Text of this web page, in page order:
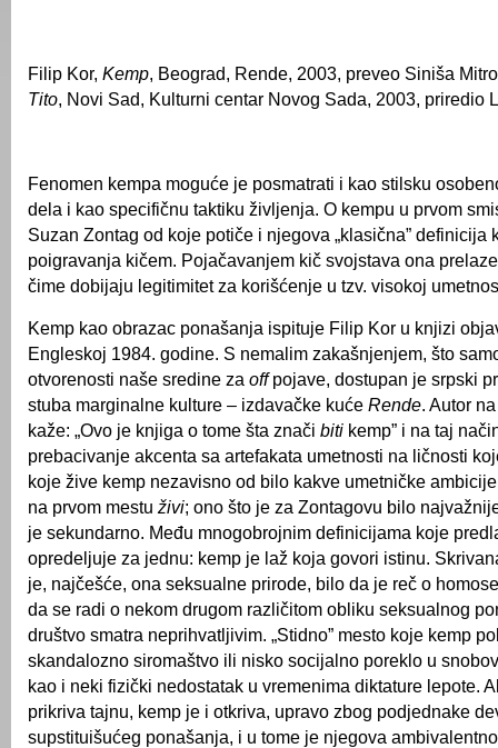
Filip Kor, Kemp, Beograd, Rende, 2003, preveo Siniša
Tito, Novi Sad, Kulturni centar Novog Sada, 2003, priredio
Fenomen kempa moguće je posmatrati i kao stilsku
dela i kao specifičnu taktiku življenja. O kempu u prvom
Suzan Zontag od koje potiče i njegova „klasična” definicija
poigravanja kičem. Pojačavanjem kič svojstava ona
čime dobijaju legitimitet za korišćenje u tzv. visokoj
Kemp kao obrazac ponašanja ispituje Filip Kor u knjizi
Engleskoj 1984. godine. S nemalim zakašnjenjem, što
otvorenosti naše sredine za offpojave, dostupan je srpski
stuba marginalne kulture – izdavačke kuće Rende. Autor
kaže: „Ovo je knjiga o tome šta znači biti kemp” i na taj
prebacivanje akcenta sa artefakata umetnosti na ličnosti
koje žive kemp nezavisno od bilo kakve umetničke
na prvom mestu živi; ono što je za Zontagovu bilo
je sekundarno. Među mnogobrojnim definicijama koje
opredeljuje za jednu: kemp je laž koja govori istinu.
je, najčešće, ona seksualne prirode, bilo da je reč o
da se radi o nekom drugom različitom obliku seksualnog
društvo smatra neprihvatljivim. „Stidno” mesto koje kemp
skandalozno siromaštvo ili nisko socijalno poreklo u
kao i neki fizički nedostatak u vremenima diktature lepote.
prikriva tajnu, kemp je i otkriva, upravo zbog podjednake
supstituišućeg ponašanja, i u tome je njegova